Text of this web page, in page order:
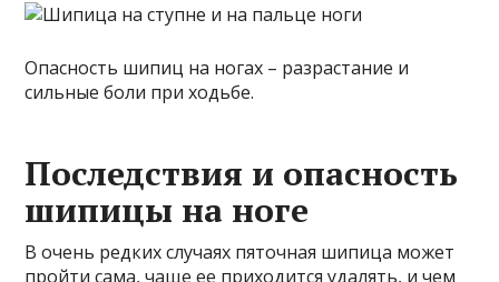
Опасность шипиц на ногах – разрастание и
сильные боли при ходьбе.
Последствия и опасность
шипицы на ноге
В очень редких случаях пяточная шипица может
пройти сама, чаще ее приходится удалять, и чем